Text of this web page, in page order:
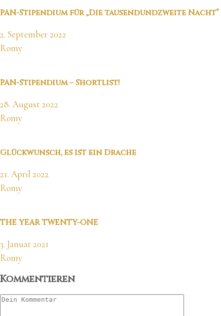
PAN-Stipendium für „Die tausendundzweite Nacht“
2. September 2022
Romy
PAN-Stipendium – Shortlist!
28. August 2022
Romy
Glückwunsch, es ist ein Drache
21. April 2022
Romy
THE YEAR TWENTY-ONE
3. Januar 2021
Romy
Kommentieren